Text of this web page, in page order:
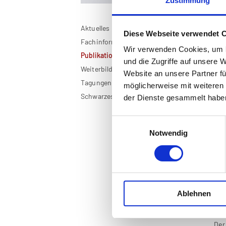
Diese Webseite verwendet
Wir verwenden Cookies,
und die Zugriffe auf unsere
Website an unsere Partner
möglicherweise mit
der Dienste gesammelt
Notwendig
Ablehnen
Aktuelles
Fachinformationen
Publikationen
Weiterbildung
Tagungen
Schwarzes Brett
Im